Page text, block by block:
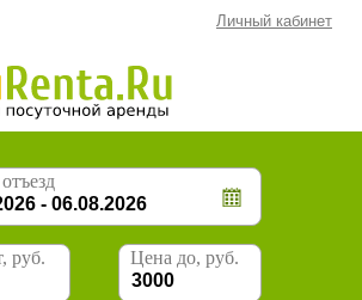
Личный кабинет
руб. Цена до, руб.